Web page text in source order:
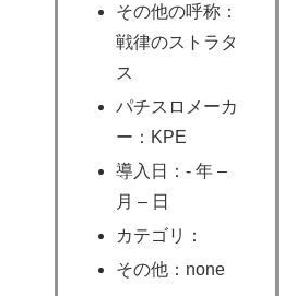
その他の呼称：
戦律のストラタ
ス
パチスロメーカ
ー：KPE
導入日：- 年 –
月 – 日
カテゴリ：
その他：none